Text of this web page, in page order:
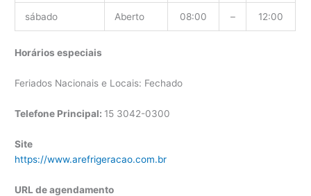
sábado Aberto 08:00 – 12:00
Horários especiais
Feriados Nacionais e Locais: Fechado
Telefone Principal: 15 3042-0300
Site
https://www.arefrigeracao.com.br
URL de agendamento